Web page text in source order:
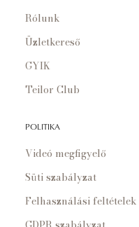
Rólunk
Üzletkereső
GYIK
Teilor Club
POLITIKA
Videó megfigyelő
Süti szabályzat
Felhasználási feltételek